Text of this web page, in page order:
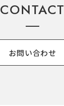
CONTACT
お問い合わせ